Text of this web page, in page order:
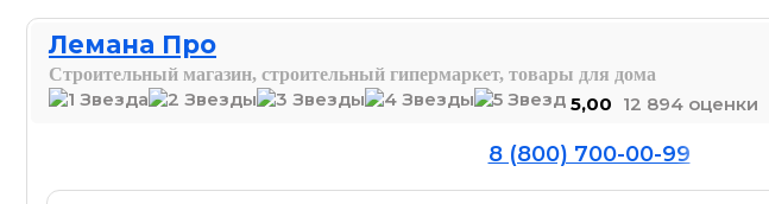
Лемана Про
Строительный магазин, строительный гипермаркет, товары для дома
5,00 12 894 оценки
8 (800) 700-00-99